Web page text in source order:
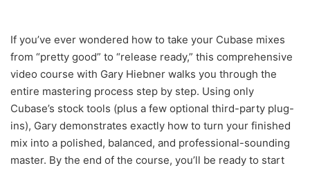
If you’ve ever wondered how to take your Cubase mixes
from “pretty good” to “release ready,” this comprehensive
video course with Gary Hiebner walks you through the
entire mastering process step by step. Using only
Cubase’s stock tools (plus a few optional third-party plug-
ins), Gary demonstrates exactly how to turn your finished
mix into a polished, balanced, and professional-sounding
master. By the end of the course, you’ll be ready to start